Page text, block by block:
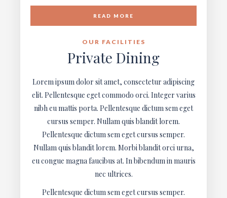
READ MORE
OUR FACILITIES
Private Dining
Lorem ipsum dolor sit amet, consectetur adipiscing
elit. Pellentesque eget commodo orci. Integer varius
nibh eu mattis porta. Pellentesque dictum sem eget
cursus semper. Nullam quis blandit lorem.
Pellentesque dictum sem eget cursus semper.
Nullam quis blandit lorem. Morbi blandit orci urna,
eu congue magna faucibus at. In bibendum in mauris
nec ultrices.
Pellentesque dictum sem eget cursus semper.